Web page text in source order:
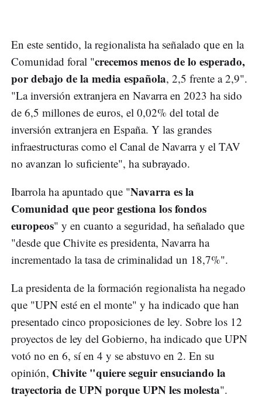
En este sentido, la regionalista ha señalado que en la
Comunidad foral "crecemos menos de lo esperado,
por debajo de la media española, 2,5 frente a 2,9".
"La inversión extranjera en Navarra en 2023 ha sido
de 6,5 millones de euros, el 0,02% del total de
inversión extranjera en España. Y las grandes
infraestructuras como el Canal de Navarra y el TAV
no avanzan lo suficiente", ha subrayado.
Ibarrola ha apuntado que "Navarra es la
Comunidad que peor gestiona los fondos
europeos" y en cuanto a seguridad, ha señalado que
"desde que Chivite es presidenta, Navarra ha
incrementado la tasa de criminalidad un 18,7%".
La presidenta de la formación regionalista ha negado
que "UPN esté en el monte" y ha indicado que han
presentado cinco proposiciones de ley. Sobre los 12
proyectos de ley del Gobierno, ha indicado que UPN
votó no en 6, sí en 4 y se abstuvo en 2. En su
opinión, Chivite "quiere seguir ensuciando la
trayectoria de UPN porque UPN les molesta".